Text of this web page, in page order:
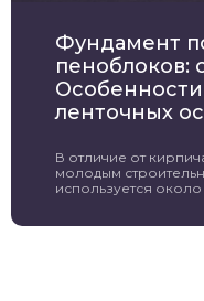
Фундамент
пеноблоков:
ленточных
В отличие от
молодым
используется около